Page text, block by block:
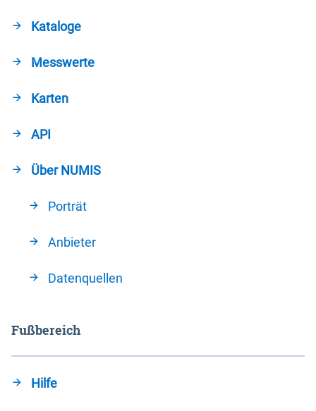
Kataloge
Messwerte
Karten
API
Über NUMIS
Porträt
Anbieter
Datenquellen
Fußbereich
Hilfe